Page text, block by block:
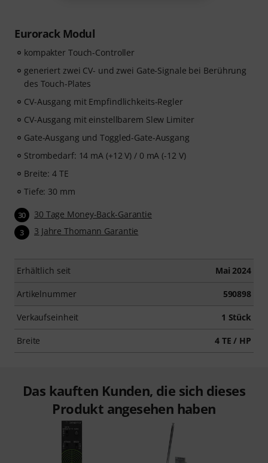
Eurorack Modul
kompakter Touch-Controller
generiert zwei CV- und zwei Gate-Signale bei Berührung
des Touch-Plates
CV-Ausgang mit Empfindlichkeits-Regler
CV-Ausgang mit einstellbarem Slew Limiter
Gate-Ausgang und Toggled-Gate-Ausgang
Strombedarf: 14 mA (+12 V) / 0 mA (-12 V)
Breite: 4 TE
Tiefe: 30 mm
30 30 Tage Money-Back-Garantie
3 3 Jahre Thomann Garantie
Erhältlich seit Mai 2024
Artikelnummer 590898
Verkaufseinheit 1 Stück
Breite 4 TE / HP
Das kauften Kunden, die sich dieses
Produkt angesehen haben